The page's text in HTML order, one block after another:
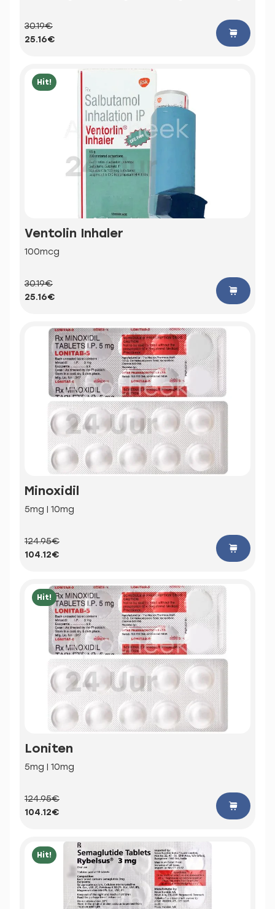
30.19€
25.16€
Hit!
Ventolin Inhaler
100mcg
30.19€
25.16€
Minoxidil
5mg | 10mg
124.95€
104.12€
Hit!
Loniten
5mg | 10mg
124.95€
104.12€
Hit!